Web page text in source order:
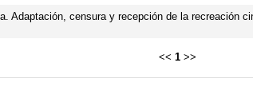
censura y recepción de la recreación
<< 1>>